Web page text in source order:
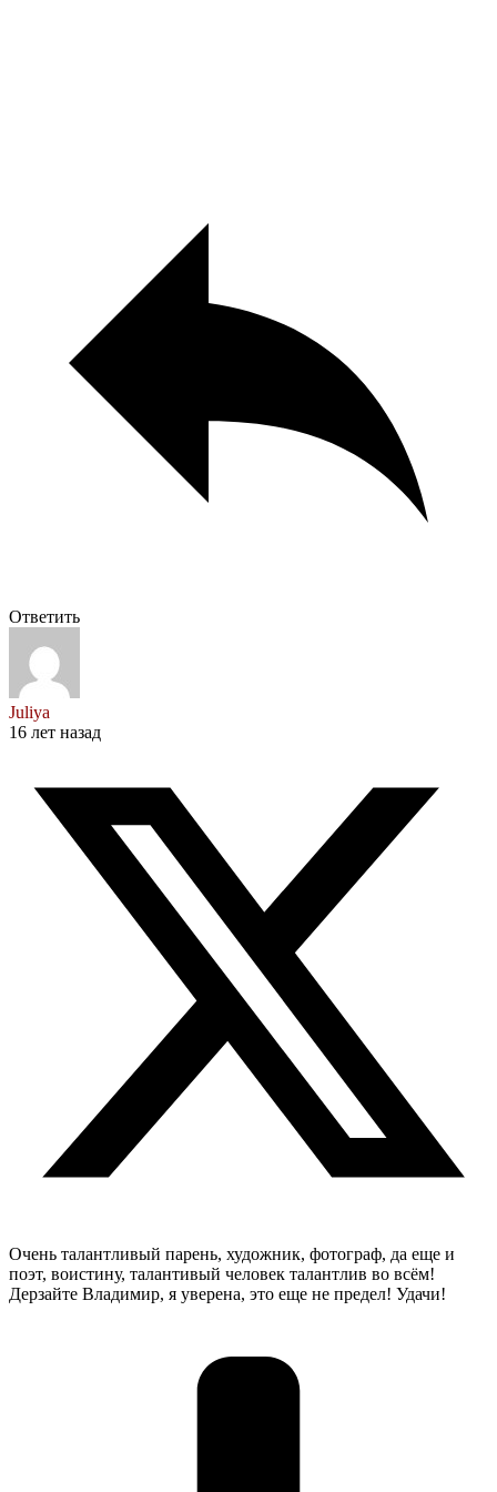
Ответить
Juliya
16 лет назад
Очень талантливый парень, художник, фотограф, да еще и
поэт, воистину, талантивый человек талантлив во всём!
Дерзайте Владимир, я уверена, это еще не предел! Удачи!